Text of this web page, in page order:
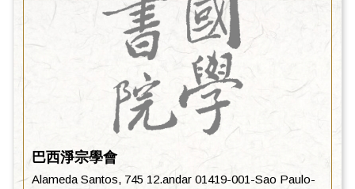
巴西淨宗學會
Alameda Santos, 745 12.andar 01419-001-Sao Paulo-